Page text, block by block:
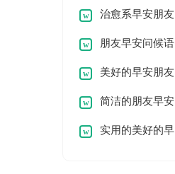
治愈系早安朋友
圈问候语26条
朋友早安问候语
30条美好的早安朋友
圈问候语28条
简洁的朋友早安
微信问候语
实用的美好的早